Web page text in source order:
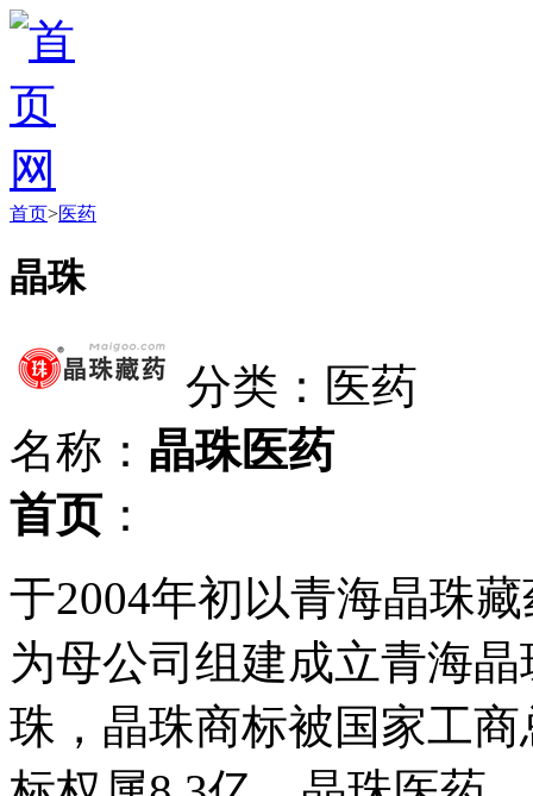
首页>医药
晶珠
分类：医药
名称： 晶珠医药
首页 ：
于2004年初以青海晶珠
为母公司组建成立青海
珠，晶珠商标被国家工